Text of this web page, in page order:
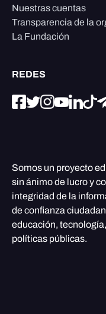
Nuestras cuentas
Transparencia de la
La Fundación
REDES
Somos un proyecto
sin ánimo de lucro y
integridad de la
de confianza
educación,
políticas públicas.